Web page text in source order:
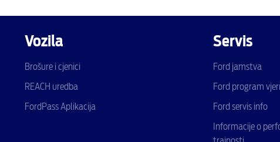
Vozila
Brošure i cjenici
REACH uredba
FordPass Aplikacija
Servis
Ford jamstva
Ford program
Ford servis info
Informacije o